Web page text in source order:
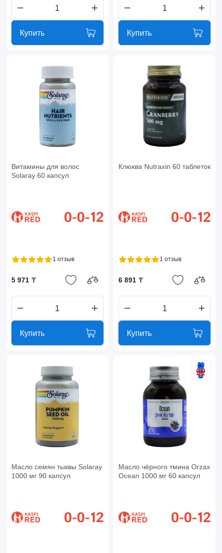
Купить Купить
Витамины для волос
Solaray 60 капсул
1 отзыв
5 971 ₸
Купить
Клюква Nutraxin 60 таблеток
1 отзыв
6 891 ₸
Купить
Масло семян тыквы Solaray
1000 мг 90 капсул
Масло чёрного тмина Orzax
Ocean 1000 мг 60 капсул